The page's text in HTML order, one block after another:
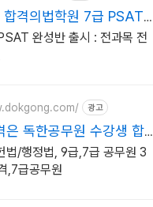
완성반 출시 : 전과목 전
광고
은 독한공무원 수강생 합격
법/행정법, 9급,7급 공무원 3
,7급공무원